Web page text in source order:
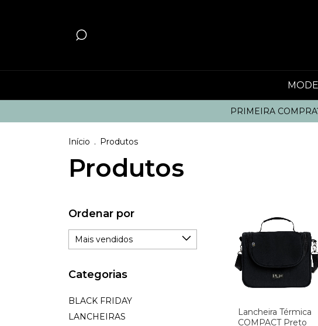
PRIMEIRA
Início . Produtos
Produtos
Ordenar por
Categorias
BLACK FRIDAY
LANCHEIRAS
Lancheira Térmica
COMPACT Preto